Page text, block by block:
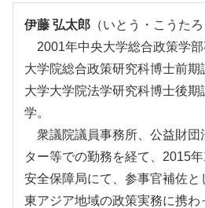
伊藤 弘太郎 （いとう・こうたろ
2001年中央大学総合政策学
大学院総合政策研究科博士前期
大学大学院法学研究科博士後期
学。
衆議院議員事務所、公益財団
ター等での勤務を経て、2015
安全保障局にて、参事官補佐と
東アジア地域の政策実務に携わ